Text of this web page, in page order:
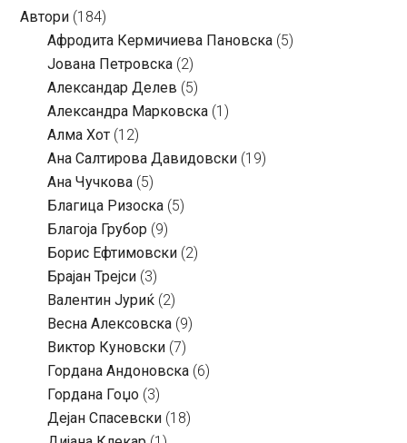
Автори (184)
Aфродита Кермичиева Пановска (5)
Јована Петровска (2)
Александар Делев (5)
Александра Марковска (1)
Алма Хот (12)
Ана Салтирова Давидовски (19)
Ана Чучкова (5)
Благица Ризоска (5)
Благоја Грубор (9)
Борис Ефтимовски (2)
Брајан Трејси (3)
Валентин Јуриќ (2)
Весна Алексовска (9)
Виктор Куновски (7)
Гордана Андоновска (6)
Гордана Гоџо (3)
Дејан Спасевски (18)